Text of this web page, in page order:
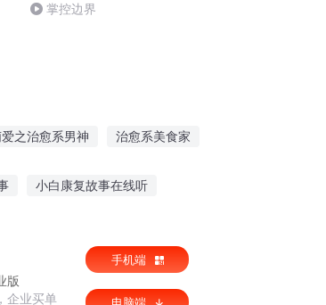
掌控边界
之治愈系男神 治愈系美食家
小白康复故事在线听
版
企业买单
手机端